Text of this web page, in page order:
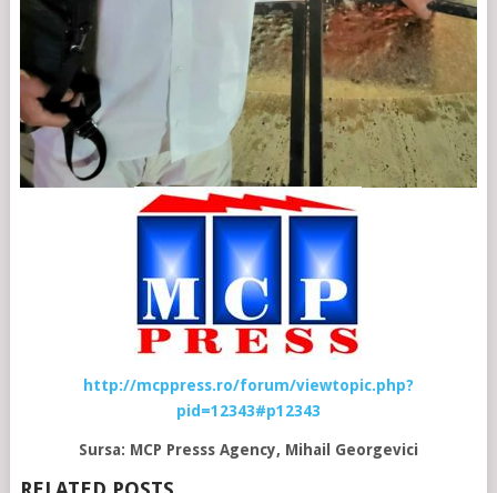
http://mcppress.ro/forum/viewtopic.php?
pid=12343#p12343
Sursa: MCP Presss Agency, Mihail Georgevici